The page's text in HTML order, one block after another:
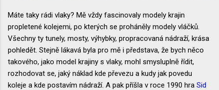
Máte taky rádi vlaky? Mě vždy fascinovaly modely krajin
propletené kolejemi, po kterých se proháněly modely vláčků.
Všechny ty tunely, mosty, výhybky, propracovaná nádraží, krása
pohledět. Stejně lákavá byla pro mě i představa, že bych něco
takového, jako model krajiny s vlaky, mohl smysluplně řídit,
rozhodovat se, jaký náklad kde převezu a kudy jak povedu
koleje a kde postavím nádraží. A pak příšla v roce 1990 hra Sid